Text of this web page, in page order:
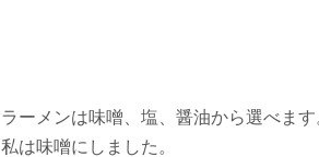
ラーメンは味噌、塩、醤油から選べます
私は味噌にしました。